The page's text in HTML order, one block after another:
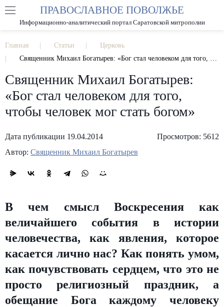
РАЗМЕР ШРИФТА А А
ПРАВОСЛАВНОЕ ПОВОЛЖЬЕ
Информационно-аналитический портал Саратовской митрополии
Главная Статьи
Церковь
Священник Михаил Богатырев: «Бог стал человеком для того, чтобы человек мог стать богом»
Священник Михаил Богатырев:
«Бог стал человеком для того,
чтобы человек мог стать богом»
Дата публикации 19.04.2014
Просмотров: 5612
Автор: Священник Михаил Богатырев
В чем смысл Воскресения как
величайшего события в истории
человечества, как явления, которое
касается лично нас? Как понять умом,
как почувствовать сердцем, что это не
просто религиозный праздник, а
обещание Бога каждому человеку